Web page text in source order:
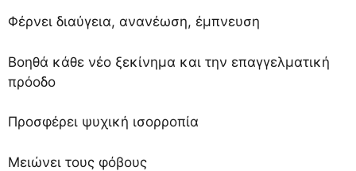
Φέρνει διαύγεια, ανανέωση, έμπνευση
Βοηθά κάθε νέο ξεκίνημα και την επαγγελματική
πρόοδο
Προσφέρει ψυχική ισορροπία
Μειώνει τους φόβους